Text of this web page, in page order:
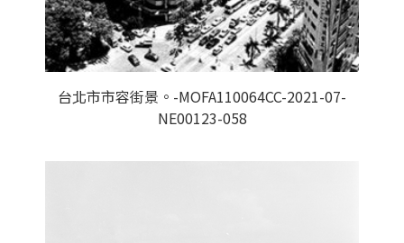
台北市市容街景。-MOFA110064CC-2021-07-
NE00123-058